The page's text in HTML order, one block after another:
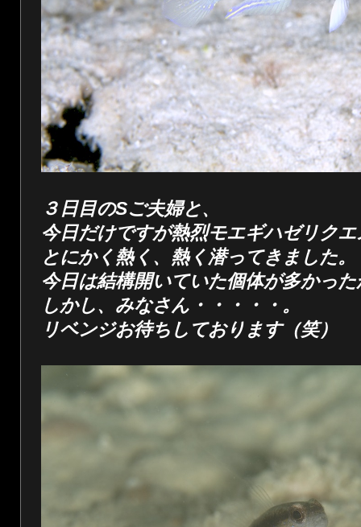
３日目のSご夫婦と、
今日だけですが熱烈モエギハゼリク
とにかく熱く、熱く潜ってきました。
今日は結構開いていた個体が多かっ
しかし、みなさん・・・・・。
リベンジお待ちしております（笑）